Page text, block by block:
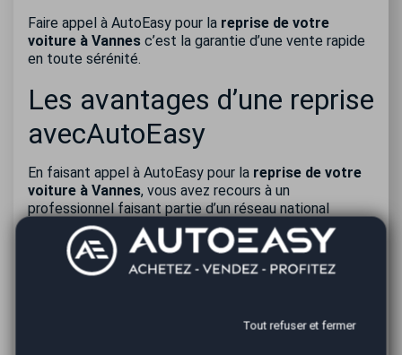
Faire appel à AutoEasy pour la reprise de votre
voiture à Vannes c’est la garantie d’une vente rapide
en toute sérénité.
Les avantages d’une reprise
avecAutoEasy
En faisant appel à AutoEasy pour la reprise de votre
voiture à Vannes, vous avez recours à un
professionnel faisant partie d’un réseau national
d’agences automobile expérimentées et qualifiées. Il
est facile de contacter nos agents et de convenir d’un
rendez-vous afin qu’ils puissent être entièrement à
votre disposition. A toutes les étapes de la vente, ils
informations et conseils dont vous pourriez avoir
besoin. Dans l’objectif que la vente se fasse dans les
Tout refuser et fermer